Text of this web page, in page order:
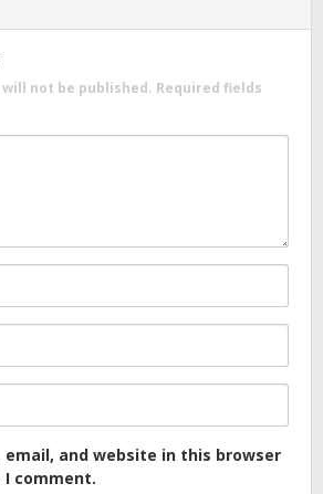
not be published. Required fields
email, and website in this browser
comment.